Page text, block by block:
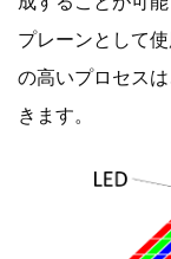
プレーンとして
の高いプロセス
きます。